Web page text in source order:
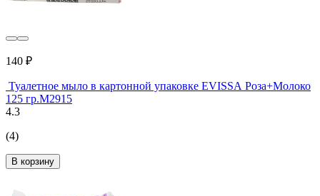
140 ₽
Туалетное мыло в картонной упаковке EVISSА Роза+Молоко
125 гр.М2915
4.3
(4)
В корзину